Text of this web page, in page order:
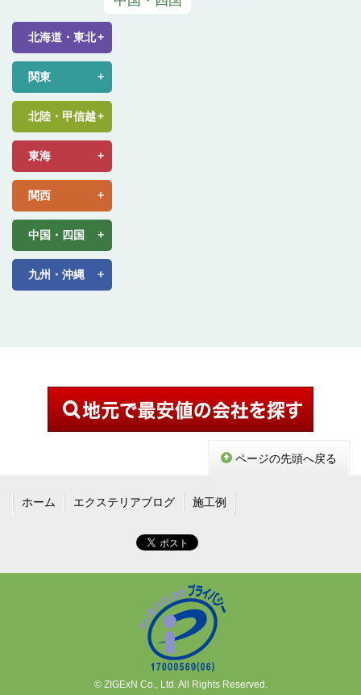
北海道・東北
関東
北陸・甲信越
東海
関西
中国・四国
九州・沖縄
ページの先頭へ戻る
ホーム エクステリアブログ 施工例
© ZIGExN Co., Ltd. All Rights Reserved.